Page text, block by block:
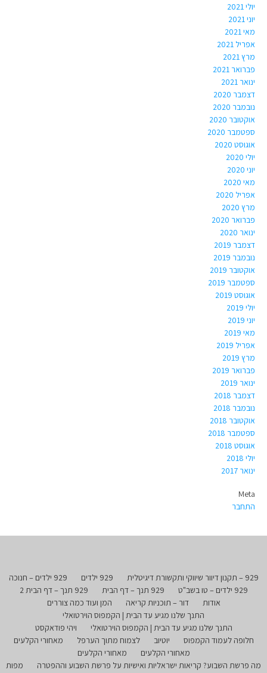
יולי 2021
יוני 2021
מאי 2021
אפריל 2021
מרץ 2021
פברואר 2021
ינואר 2021
דצמבר 2020
נובמבר 2020
אוקטובר 2020
ספטמבר 2020
אוגוסט 2020
יולי 2020
יוני 2020
מאי 2020
אפריל 2020
מרץ 2020
פברואר 2020
ינואר 2020
דצמבר 2019
נובמבר 2019
אוקטובר 2019
ספטמבר 2019
אוגוסט 2019
יולי 2019
יוני 2019
מאי 2019
אפריל 2019
מרץ 2019
פברואר 2019
ינואר 2019
דצמבר 2018
נובמבר 2018
אוקטובר 2018
ספטמבר 2018
אוגוסט 2018
יולי 2018
ינואר 2017
Meta
התחבר
929 – תקנון דיוור שיווקי ותקשורת דיגיטלית 929 ילדים
929 ילדים – חנוכה
929 ילדים – טו בשב"ט
929 תנך – דף הבית
929 תנך – דף הבית 2
אודות
דור – תוכניות קריאה
המן ועוד כמה צוררים
התנך שלנו מגיע עד הבית | הקמפוס הוירטואלי
התנך שלנו מגיע עד הבית | הקמפוס הוירטואלי
ויהי פודאקסט
חלופה לעמוד הקמפוס
יוטיוב לצמוח מתוך הערפל
מאחורי הקלעים
מאחורי הקלעים
מאחורי הקלעים
מה פרשת השבוע? קריאות ישראליות ואישיות על פרשת השבוע וההפטרה
מפות